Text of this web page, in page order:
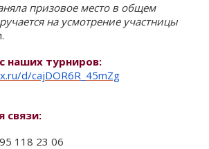
призовое место в общем
на усмотрение участницы
наших турниров:
d/cajDOR6R_45mZg
связи:
118 23 06